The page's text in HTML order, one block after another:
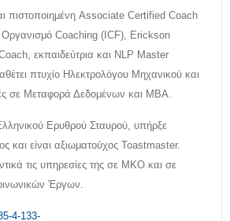
πιστοποιημένη Associate Certified Coach
Coaching (ICF), Erickson
εκπαιδεύτρια και NLP Master
πτυχίο Ηλεκτρολόγου Μηχανικού και
σε Μεταφορά Δεδομένων και ΜΒΑ.
Ερυθρού Σταυρού, υπήρξε
και είναι αξιωματούχος Toastmaster.
τις υπηρεσίες της σε ΜΚΟ και σε
Έργων.
4-133-